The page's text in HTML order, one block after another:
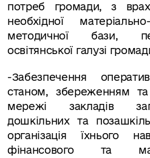
потреб громади, з
необхідної
методичної бази,
освітянської галузі
-Забезпечення
станом, збереженням та
мережі закладів
дошкільних та
організація їхнього
фінансового та